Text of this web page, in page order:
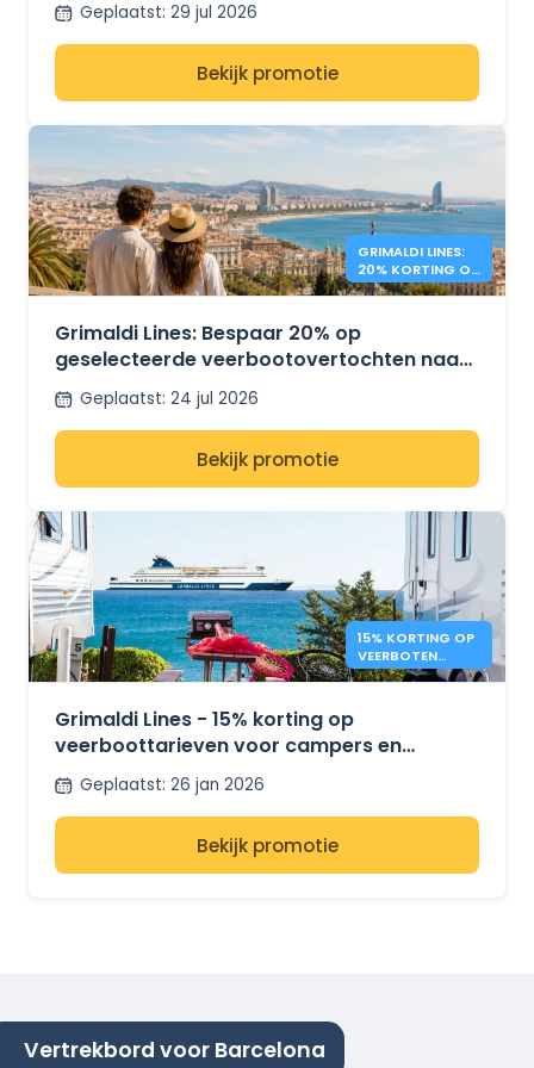
Geplaatst: 29 jul 2026
Bekijk promotie
GRIMALDI LINES:
20% KORTING OP
MIDDELLANDSE
Grimaldi Lines: Bespaar 20% op
geselecteerde veerbootovertochten naar
Sardinië, Sicilië en Spanje.
Geplaatst: 24 jul 2026
Bekijk promotie
15% KORTING OP
VEERBOTEN
VOOR CAMPERS –
Grimaldi Lines - 15% korting op
veerboottarieven voor campers en
minibusjes
Geplaatst: 26 jan 2026
Bekijk promotie
Vertrekbord voor Barcelona